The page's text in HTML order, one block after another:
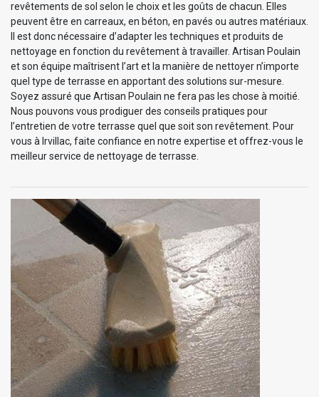
revêtements de sol selon le choix et les goûts de chacun. Elles
peuvent être en carreaux, en béton, en pavés ou autres matériaux.
Il est donc nécessaire d’adapter les techniques et produits de
nettoyage en fonction du revêtement à travailler. Artisan Poulain
et son équipe maîtrisent l’art et la manière de nettoyer n’importe
quel type de terrasse en apportant des solutions sur-mesure.
Soyez assuré que Artisan Poulain ne fera pas les chose à moitié.
Nous pouvons vous prodiguer des conseils pratiques pour
l’entretien de votre terrasse quel que soit son revêtement. Pour
vous à Irvillac, faite confiance en notre expertise et offrez-vous le
meilleur service de nettoyage de terrasse.